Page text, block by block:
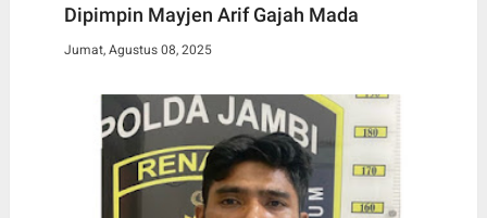
Dipimpin Mayjen Arif Gajah Mada
Jumat, Agustus 08, 2025